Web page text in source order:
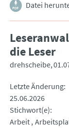
Datei
die Leser
drehscheibe
Letzte Änderung
25.06.2026
Stichwort(e)
Arbeit